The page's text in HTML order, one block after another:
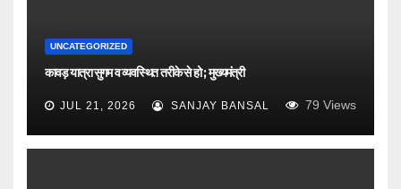
UNCATEGORIZED
कावड़ यात्रा सुगम व व्यवस्थित तरीके से हो ; मुख्यमंत्री
JUL 21, 2026 SANJAY BANSAL 79 Views